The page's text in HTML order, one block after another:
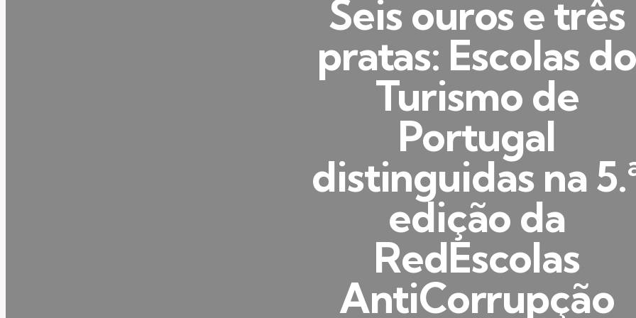
Seis ouros e três
pratas: Escolas
Turismo de
Portugal
distinguidas na
edição da
RedEscolas
AntiCorrupção